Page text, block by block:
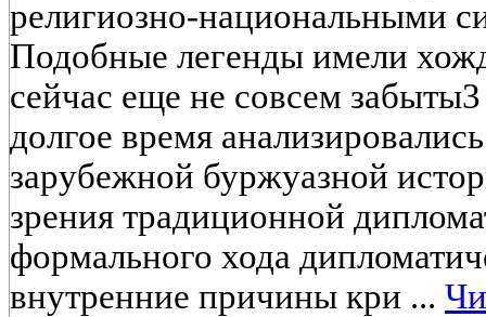
религиозно-национальными
Подобные легенды имели
сейчас еще не совсем
долгое время
зарубежной буржуазной
зрения традиционной
формального хода
внутренние причины кри ...